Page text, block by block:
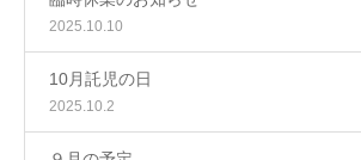
2025.10.10
10月託児の日
2025.10.2